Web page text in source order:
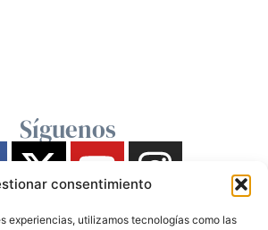
consentimiento
experiencias, utilizamos tecnologías como las
Síguenos